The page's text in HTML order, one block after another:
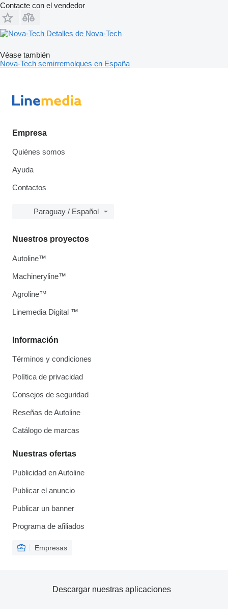
Contacte con el vendedor
Detalles de Nova-Tech
Véase también
Nova-Tech semirremolques en España
Empresa
Quiénes somos
Ayuda
Contactos
Paraguay / Español
Información
Términos y condiciones
Política de privacidad
Consejos de seguridad
Reseñas de Autoline
Catálogo de marcas
Nuestras ofertas
Publicidad en Autoline
Publicar el anuncio
Publicar un banner
Programa de afiliados
Empresas
Nuestros proyectos
Autoline™
Machineryline™
Agroline™
Linemedia Digital ™
Descargar nuestras aplicaciones